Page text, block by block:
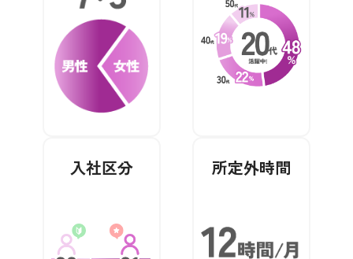
入社区分 所定外時間